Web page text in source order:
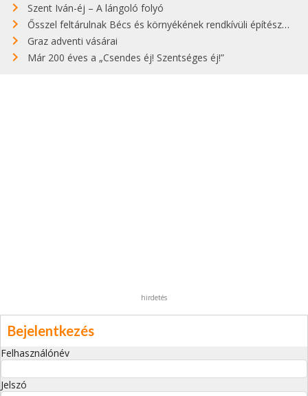
Szent Iván-éj – A lángoló folyó
Ősszel feltárulnak Bécs és környékének rendkívüli építészeti kincsei
Graz adventi vásárai
Már 200 éves a „Csendes éj! Szentséges éj!”
hirdetés
Bejelentkezés
Felhasználónév
Jelszó